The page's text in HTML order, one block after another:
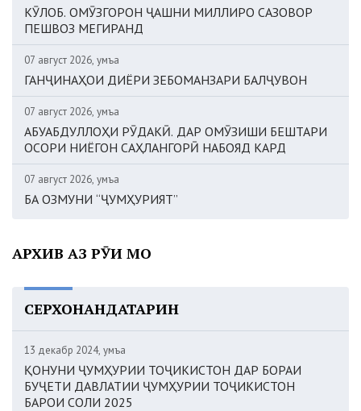
КӮЛОБ. ОМӮЗГОРОН ҶАШНИ МИЛЛИРО САЗОВОР
ПЕШВОЗ МЕГИРАНД
07 август 2026, Ҷумъа
ГАНҶИНАҲОИ ДИЁРИ ЗЕБОМАНЗАРИ БАЛҶУВОН
07 август 2026, Ҷумъа
АБУАБДУЛЛОҲИ РӮДАКӢ. ДАР ОМӮЗИШИ БЕШТАРИ
ОСОРИ НИЁГОН САҲЛАНГОРӢ НАБОЯД КАРД
07 август 2026, Ҷумъа
БА ОЗМУНИ “ҶУМҲУРИЯТ”
АРХИВ АЗ РӮИ МОҲ
СЕРХОНАНДАТАРИН
13 декабр 2024, Ҷумъа
ҚОНУНИ ҶУМҲУРИИ ТОҶИКИСТОН ДАР БОРАИ
БУҶЕТИ ДАВЛАТИИ ҶУМҲУРИИ ТОҶИКИСТОН
БАРОИ СОЛИ 2025